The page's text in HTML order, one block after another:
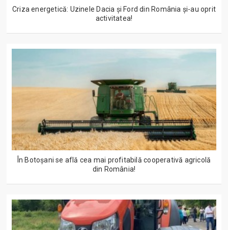
Criza energetică: Uzinele Dacia și Ford din România și-au oprit
activitatea!
În Botoșani se află cea mai profitabilă cooperativă agricolă
din România!